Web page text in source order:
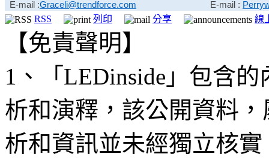
E-mail :Graceli@trendforce.com
E-mail :
RSS
列印 分享 線
【免責聲明】
1、「LEDinside」包含
析和演釋，該公開資料
析和資訊並未經獨立核